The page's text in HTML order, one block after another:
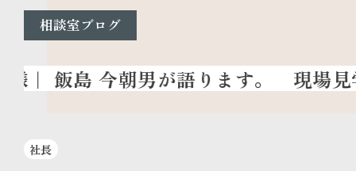
相談室ブログ
現場見
社長